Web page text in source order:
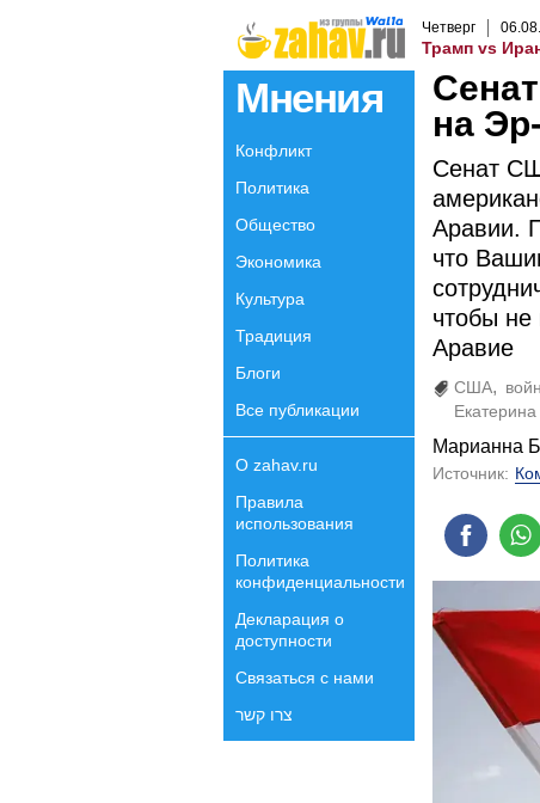
Четверг 06.08.
Трамп vs
Мнения
Конфликт
Политика
Общество
Экономика
Культура
Традиция
Блоги
Все публикации
О zahav.ru
Правила
использования
Политика
конфиденциальности
Декларация о
доступности
Связаться с нами
צרו קשר
на
Сенат
Аравии.
что
чтобы не
Аравие
США
Марианна
Источник: